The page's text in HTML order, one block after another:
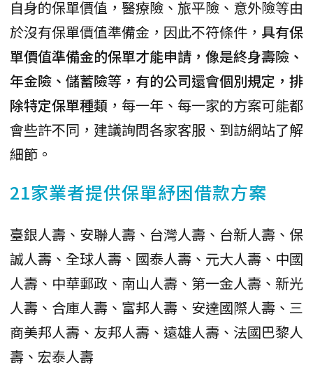
自身的保單價值，醫療險、旅平險、意外險等由
於沒有保單價值準備金，因此不符條件， 具有保
單價值準備金的保單才能申請，像是終身壽險、
年金險、儲蓄險等，有的公司還會個別規定，排
除特定保單種類 ，每一年、每一家的方案可能都
會些許不同，建議詢問各家客服、到訪網站了解
細節。
21家業者提供保單紓困借款方案
臺銀人壽、安聯人壽、台灣人壽、台新人壽、保
誠人壽、全球人壽、國泰人壽、元大人壽、中國
人壽、中華郵政、南山人壽、第一金人壽、新光
人壽、合庫人壽、富邦人壽、安達國際人壽、三
商美邦人壽、友邦人壽、遠雄人壽、法國巴黎人
壽、宏泰人壽